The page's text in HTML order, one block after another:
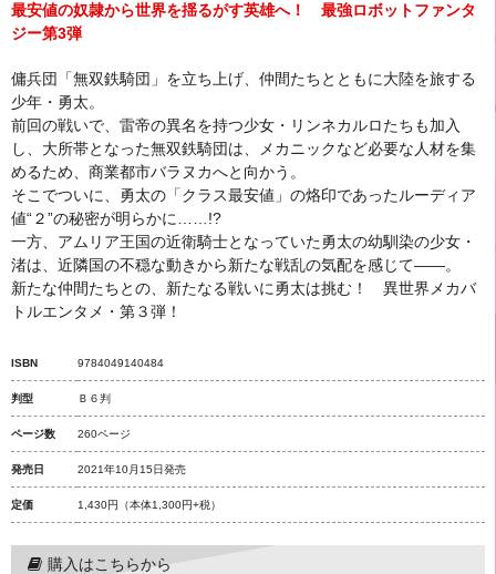
最安値の奴隷から世界を揺るがす英雄へ！ 最強ロボットファンタ
ジー第3弾
傭兵団「無双鉄騎団」を立ち上げ、仲間たちとともに大陸を旅する
少年・勇太。
前回の戦いで、雷帝の異名を持つ少女・リンネカルロたちも加入
し、大所帯となった無双鉄騎団は、メカニックなど必要な人材を集
めるため、商業都市バラヌカへと向かう。
そこでついに、勇太の「クラス最安値」の烙印であったルーディア
値“２”の秘密が明らかに……!?
一方、アムリア王国の近衛騎士となっていた勇太の幼馴染の少女・
渚は、近隣国の不穏な動きから新たな戦乱の気配を感じて――。
新たな仲間たちとの、新たなる戦いに勇太は挑む！ 異世界メカバ
トルエンタメ・第３弾！
ISBN 9784049140484
判型 Ｂ６判
ページ数 260ページ
発売日 2021年10月15日発売
定価 1,430円 （本体1,300円+税）
購入はこちらから